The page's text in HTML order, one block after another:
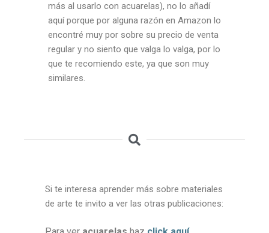
más al usarlo con acuarelas), no lo añadí
aquí porque por alguna razón en Amazon lo
encontré muy por sobre su precio de venta
regular y no siento que valga lo valga, por lo
que te recomiendo este, ya que son muy
similares.
Si te interesa aprender más sobre materiales
de arte te invito a ver las otras publicaciones: